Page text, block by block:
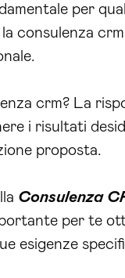
per
consulenza
crm? La
i risultati
proposta.
Consulenza
per te
esigenze